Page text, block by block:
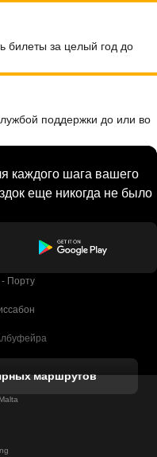
билеты за целый год до
поддержки до или во
каждого шага вашего
еще никогда не было
Порту
Лагос
маршрутов